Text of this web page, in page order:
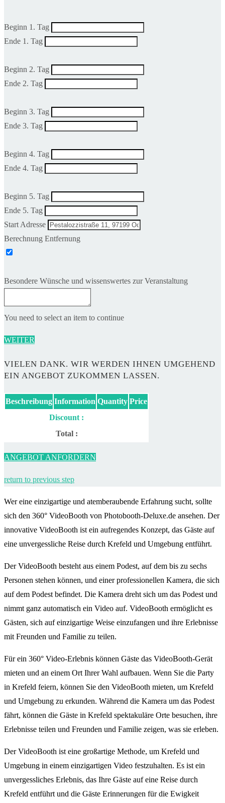
Beginn 1. Tag
Ende 1. Tag
Beginn 2. Tag
Ende 2. Tag
Beginn 3. Tag
Ende 3. Tag
Beginn 4. Tag
Ende 4. Tag
Beginn 5. Tag
Ende 5. Tag
Start Adresse
Berechnung Entfernung
Besondere Wünsche und wissenswertes zur Veranstaltung
You need to select an item to continue
WEITER
VIELEN DANK. WIR WERDEN IHNEN UMGEHEND
EIN ANGEBOT ZUKOMMEN LASSEN.
Beschreibung Information Quantity Price
Discount :
Total :
ANGEBOT ANFORDERN
return to previous step
Wer eine einzigartige und atemberaubende Erfahrung sucht, sollte
sich den 360° VideoBooth von Photobooth-Deluxe.de ansehen. Der
innovative VideoBooth ist ein aufregendes Konzept, das Gäste auf
eine unvergessliche Reise durch Krefeld und Umgebung entführt.
Der VideoBooth besteht aus einem Podest, auf dem bis zu sechs
Personen stehen können, und einer professionellen Kamera, die sich
auf dem Podest befindet. Die Kamera dreht sich um das Podest und
nimmt ganz automatisch ein Video auf. VideoBooth ermöglicht es
Gästen, sich auf einzigartige Weise einzufangen und ihre Erlebnisse
mit Freunden und Familie zu teilen.
Für ein 360° Video-Erlebnis können Gäste das VideoBooth-Gerät
mieten und an einem Ort Ihrer Wahl aufbauen. Wenn Sie die Party
in Krefeld feiern, können Sie den VideoBooth mieten, um Krefeld
und Umgebung zu erkunden. Während die Kamera um das Podest
fährt, können die Gäste in Krefeld spektakuläre Orte besuchen, ihre
Erlebnisse teilen und Freunden und Familie zeigen, was sie erleben.
Der VideoBooth ist eine großartige Methode, um Krefeld und
Umgebung in einem einzigartigen Video festzuhalten. Es ist ein
unvergessliches Erlebnis, das Ihre Gäste auf eine Reise durch
Krefeld entführt und die Gäste Erinnerungen für die Ewigkeit